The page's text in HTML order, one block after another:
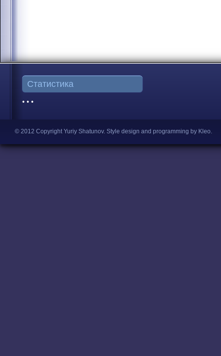
Статистика
• • •
© 2012 Copyright Yuriy Shatunov. Style design and programming by Kleo.